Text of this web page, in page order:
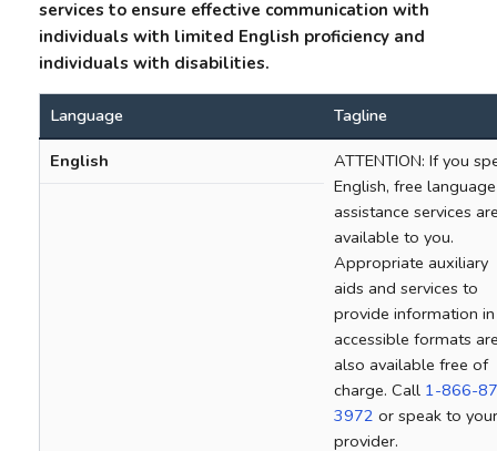
services to ensure effective communication with
individuals with limited English proficiency and
individuals with disabilities.
Language Tagline
English
ATTENTION: If you
English, free language
assistance services
available to you.
Appropriate auxiliary
aids and services to
provide information in
accessible formats
also available free of
charge. Call 1-866-
3972 or speak to your
provider.